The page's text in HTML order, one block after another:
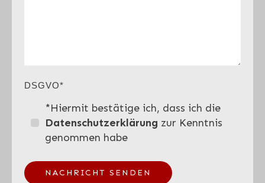
DSGVO*
*Hiermit bestätige ich, dass ich die
Datenschutzerklärung zur Kenntnis
genommen habe
NACHRICHT SENDEN